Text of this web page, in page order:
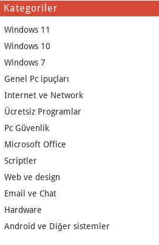
Kategoriler
Windows 11
Windows 10
Windows 7
Genel Pc ipuçları
Internet ve Network
Ücretsiz Programlar
Pc Güvenlik
Microsoft Office
Scriptler
Web ve design
Email ve Chat
Hardware
Android ve Diğer sistemler